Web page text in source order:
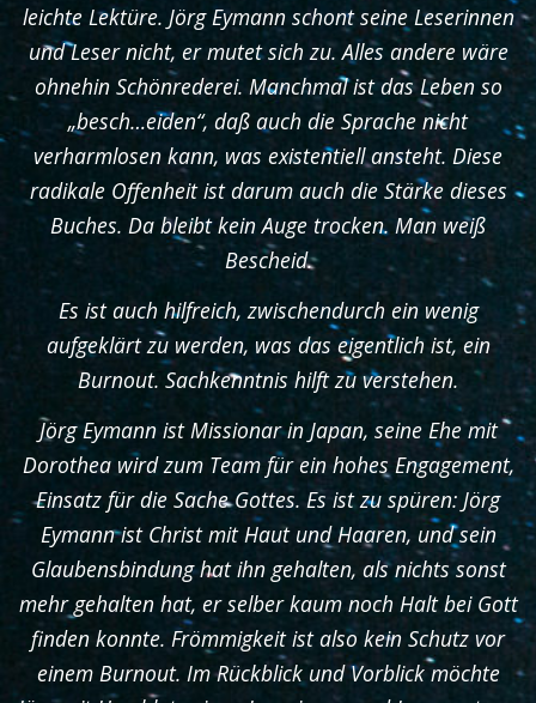
leichte Lektüre. Jörg Eymann schont seine Leserinnen
und Leser nicht, er mutet sich zu. Alles andere wäre
ohnehin Schönrederei. Manchmal ist das Leben so
„besch…eiden“, daß auch die Sprache nicht
verharmlosen kann, was existentiell ansteht. Diese
radikale Offenheit ist darum auch die Stärke dieses
Buches. Da bleibt kein Auge trocken. Man weiß
Bescheid.
Es ist auch hilfreich, zwischendurch ein wenig
aufgeklärt zu werden, was das eigentlich ist, ein
Burnout. Sachkenntnis hilft zu verstehen.
Jörg Eymann ist Missionar in Japan, seine Ehe mit
Dorothea wird zum Team für ein hohes Engagement,
Einsatz für die Sache Gottes. Es ist zu spüren: Jörg
Eymann ist Christ mit Haut und Haaren, und sein
Glaubensbindung hat ihn gehalten, als nichts sonst
mehr gehalten hat, er selber kaum noch Halt bei Gott
finden konnte. Frömmigkeit ist also kein Schutz vor
einem Burnout. Im Rückblick und Vorblick möchte